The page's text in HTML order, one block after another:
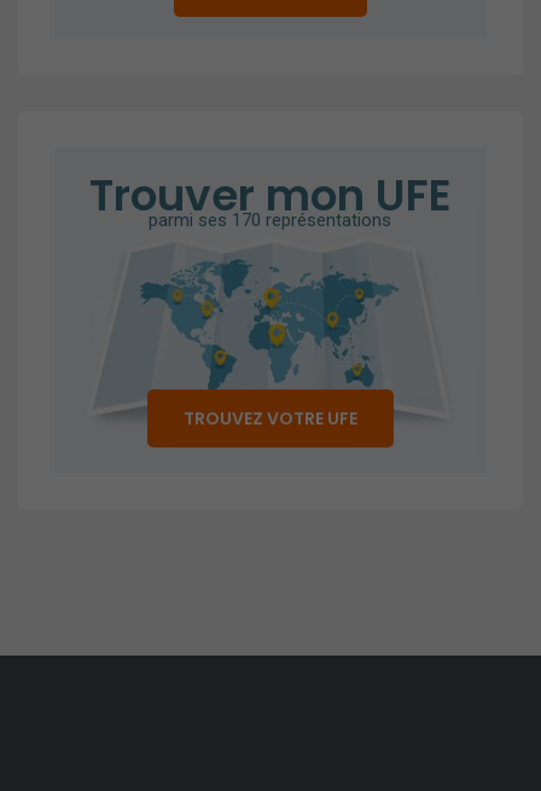
Trouver mon UFE
parmi ses 170 représentations
TROUVEZ VOTRE UFE